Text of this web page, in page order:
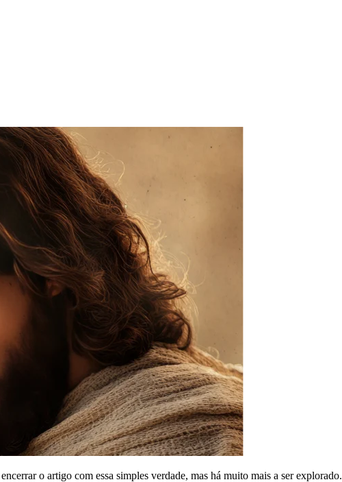
o artigo com essa simples verdade, mas há muito mais a ser explorado.